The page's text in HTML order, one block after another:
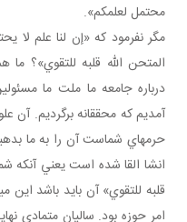
محتمل لعلمکم».
مگر نفرمود که «إن لنا علم لا
المتحن الله قلبه للتقوي»؟
درباره جامعه ما ملت ما
آمديم که محققانه برگرديم.
حرم هاي شماست آن را به ما
انشا القا شده است يعني آنکه
قلبه للتقوي» آن بايد باشد
امر حوزه بود. ساليان متمادي